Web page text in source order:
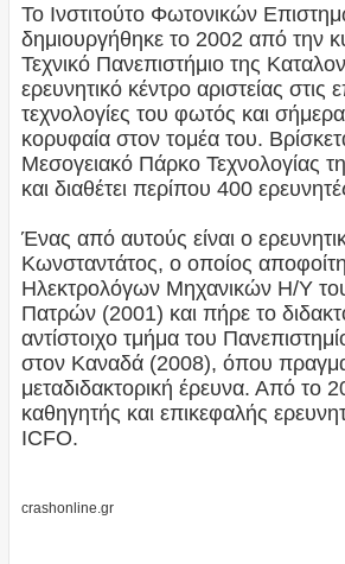
Το Ινστιτούτο Φωτονικών
δημιουργήθηκε το 2002 από την
Τεχνικό Πανεπιστήμιο της
ερευνητικό κέντρο αριστείας στις
τεχνολογίες του φωτός και
κορυφαία στον τομέα του.
Μεσογειακό Πάρκο Τεχνολογίας
και διαθέτει περίπου 400
Ένας από αυτούς είναι ο
Κωνσταντάτος, ο οποίος
Ηλεκτρολόγων Μηχανικών Η/Υ
Πατρών (2001) και πήρε το
αντίστοιχο τμήμα του
στον Καναδά (2008), όπου
μεταδιδακτορική έρευνα. Από το
καθηγητής και επικεφαλής
ICFO.
crashonline.gr